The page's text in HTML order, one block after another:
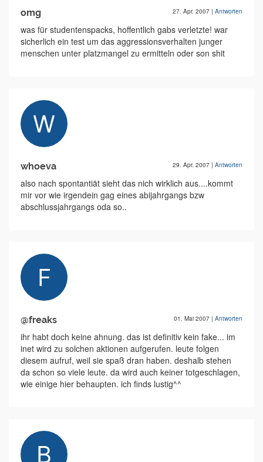
omg 27. Apr. 2007 | Antworten
was für studentenspacks, hoffentlich gabs verletzte! war
sicherlich ein test um das aggressionsverhalten junger
menschen unter platzmangel zu ermitteln oder son shit
whoeva 29. Apr. 2007 | Antworten
also nach spontantiät sieht das nich wirklich aus....kommt
mir vor wie irgendein gag eines abijahrgangs bzw
abschlussjahrgangs oda so..
@freaks 01. Mai 2007 | Antworten
ihr habt doch keine ahnung. das ist definitiv kein fake... im
inet wird zu solchen aktionen aufgerufen. leute folgen
diesem aufruf, weil sie spaß dran haben. deshalb stehen
da schon so viele leute. da wird auch keiner totgeschlagen,
wie einige hier behaupten. ich finds lustig^^